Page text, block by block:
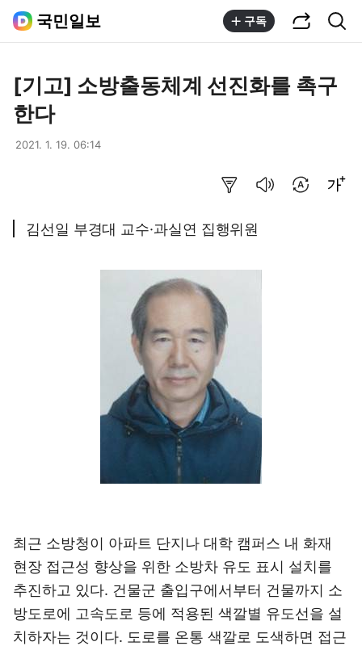
국민일보 구독
[기고] 소방출동체계 선진화를 촉구
한다
2021. 1. 19. 06:14
김선일 부경대 교수·과실연 집행위원
최근 소방청이 아파트 단지나 대학 캠퍼스 내 화재
현장 접근성 향상을 위한 소방차 유도 표시 설치를
추진하고 있다. 건물군 출입구에서부터 건물까지 소
방도로에 고속도로 등에 적용된 색깔별 유도선을 설
치하자는 것이다. 도로를 온통 색깔로 도색하면 접근